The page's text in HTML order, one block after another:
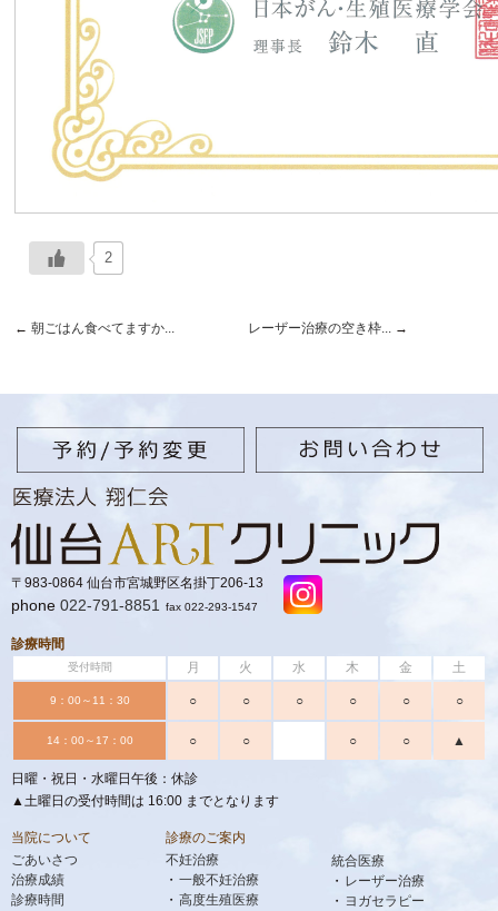
2
← 朝ごはん食べてますか... レーザー治療の空き枠... →
〒983-0864 仙台市宮城野区名掛丁206-13
phone 022-791-8851 fax 022-293-1547
診療時間
受付時間 月 火 水 木 金 土
9：00～11：30 ○ ○ ○ ○ ○ ○
14：00～17：00 ○ ○ ○ ○ ▲
日曜・祝日・水曜日午後：休診
▲土曜日の受付時間は 16:00 までとなります
当院について
ごあいさつ
治療成績
診療時間
診療のご案内
不妊治療
一般不妊治療
高度生殖医療
統合医療
レーザー治療
ヨガセラピー